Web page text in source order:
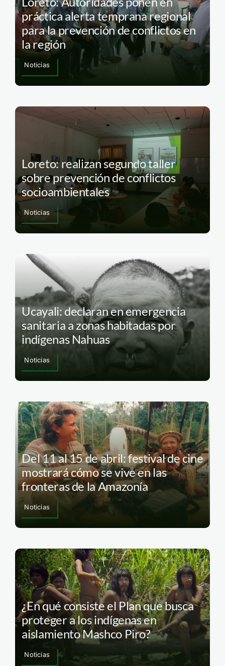
práctica alerta temprana regional
para la prevención de conflictos en
la región
Noticias
Loreto: realizan segundo taller
sobre prevención de conflictos
socioambientales
Noticias
Ucayali: declaran en emergencia
sanitaria a zonas habitadas por
indígenas Nahuas
Noticias
Del 11 al 15 de abril: festival de cine
mostrará cómo se vive en las
fronteras de la Amazonía
Noticias
¿En qué consiste el Plan que busca
proteger a los indígenas en
aislamiento Mashco Piro?
Noticias